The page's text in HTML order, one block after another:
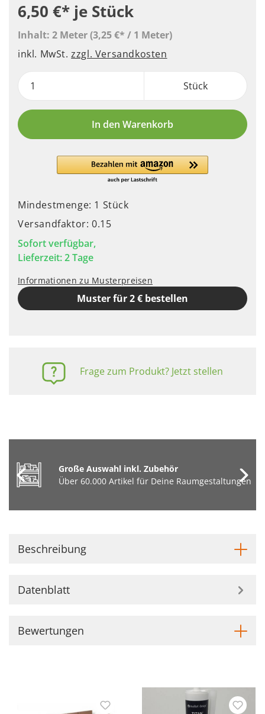
6,50 €* je Stück
Inhalt: 2 Meter(3,25 €* / 1 Meter)
inkl. MwSt.zzgl. Versandkosten
Stück
In den Warenkorb
Mindestmenge: 1 Stück
Versandfaktor: 0.15
Sofort verfügbar,
Lieferzeit: 2 Tage
Informationen zu Musterpreisen
Muster für 2 € bestellen
Frage zum Produkt? Jetzt stellen
Große Auswahl inkl. Zubehör
Über 60.000 Artikel für Deine Raumgestaltungen
Beschreibung
Datenblatt
Bewertungen